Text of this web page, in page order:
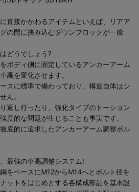
直接かかわるアイテムといえば、リアア
の間に挟み込むダウンブロックが一般
どうでしょう?
ボディ側に固定しているアンカーアーム
高を変化させます。
スに標準で備わっており、構造自体はシ
ん。
返し行ったり、強化タイプのトーション
度的な問題が生じることも事実です。
底的に追求したアンカーアーム調整ボル
最強の車高調整システム!
をベースにM12からM14へとボルト径を
ットをはじめとする各構成部品を基本設